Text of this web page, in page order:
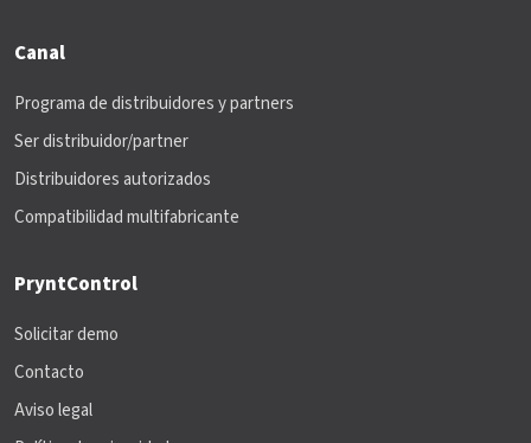
Canal
Programa de distribuidores y partners
Ser distribuidor/partner
Distribuidores autorizados
Compatibilidad multifabricante
PryntControl
Solicitar demo
Contacto
Aviso legal